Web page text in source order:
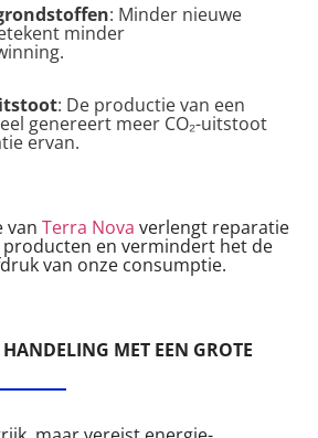
: Minder nieuwe
minder
: De productie van een
genereert meer CO₂-uitstoot
ervan.
van Terra Nova verlengt reparatie
en vermindert het de
van onze consumptie.
MET EEN GROTE